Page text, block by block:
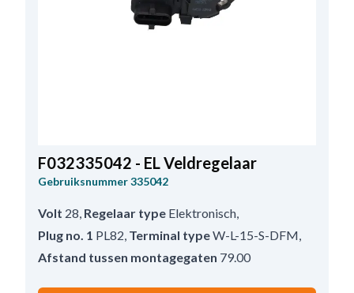
F032335042 - EL Veldregelaar
Gebruiksnummer335042
Volt 28, Regelaar type Elektronisch,
Plug no. 1 PL82, Terminal typeW-L-15-S-DFM,
Afstand tussen montagegaten 79.00